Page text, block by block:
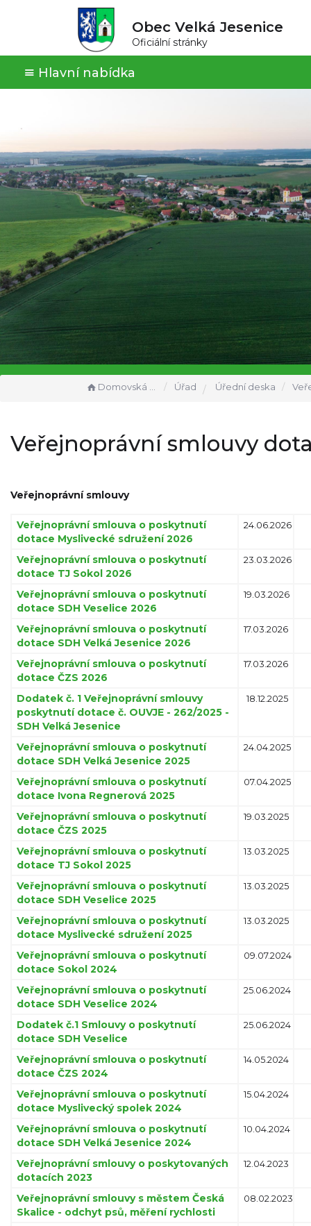
Obec Velká Jesenice
Oficiální stránky
Hlavní nabídka
Domovská stránka Úřad Úřední deska
Veřejnoprávní smlouvy
Veřejnoprávní smlouvy
Veřejnoprávní smlouva o poskytnutí
dotace Myslivecké sdružení 2026
24.06.2026
Veřejnoprávní smlouva o poskytnutí
dotace TJ Sokol 2026
23.03.2026
Veřejnoprávní smlouva o poskytnutí
dotace SDH Veselice 2026
19.03.2026
Veřejnoprávní smlouva o poskytnutí
dotace SDH Velká Jesenice 2026
17.03.2026
Veřejnoprávní smlouva o poskytnutí
dotace ČZS 2026
17.03.2026
Dodatek č. 1 Veřejnoprávní smlouvy
poskytnutí dotace č. OUVJE - 262/2025 -
SDH Velká Jesenice
18.12.2025
Veřejnoprávní smlouva o poskytnutí
dotace SDH Velká Jesenice 2025
24.04.2025
Veřejnoprávní smlouva o poskytnutí
dotace Ivona Regnerová 2025
07.04.2025
Veřejnoprávní smlouva o poskytnutí
dotace ČZS 2025
19.03.2025
Veřejnoprávní smlouva o poskytnutí
dotace TJ Sokol 2025
13.03.2025
Veřejnoprávní smlouva o poskytnutí
dotace SDH Veselice 2025
13.03.2025
Veřejnoprávní smlouva o poskytnutí
dotace Myslivecké sdružení 2025
13.03.2025
Veřejnoprávní smlouva o poskytnutí
dotace Sokol 2024
09.07.2024
Veřejnoprávní smlouva o poskytnutí
dotace SDH Veselice 2024
25.06.2024
Dodatek č.1 Smlouvy o poskytnutí
dotace SDH Veselice
25.06.2024
Veřejnoprávní smlouva o poskytnutí
dotace ČZS 2024
14.05.2024
Veřejnoprávní smlouva o poskytnutí
dotace Myslivecký spolek 2024
15.04.2024
Veřejnoprávní smlouva o poskytnutí
dotace SDH Velká Jesenice 2024
10.04.2024
Veřejnoprávní smlouvy o poskytovaných
dotacích 2023
12.04.2023
Veřejnoprávní smlouvy s městem Česká
Skalice - odchyt psů, měření rychlosti
08.02.2023